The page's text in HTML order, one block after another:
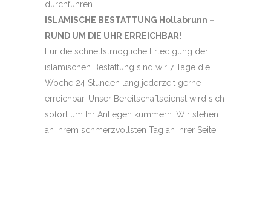
durchführen.
ISLAMISCHE BESTATTUNG Hollabrunn –
RUND UM DIE UHR ERREICHBAR!
Für die schnellstmögliche Erledigung der
islamischen Bestattung sind wir 7 Tage die
Woche 24 Stunden lang jederzeit gerne
erreichbar. Unser Bereitschaftsdienst wird sich
sofort um Ihr Anliegen kümmern. Wir stehen
an Ihrem schmerzvollsten Tag an Ihrer Seite.